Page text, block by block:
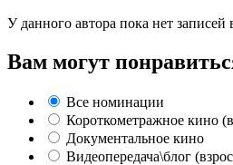
У данного автора пока нет записей
Вам могут
Все номинации
Короткометражное кино
Документальное кино
Видеопередача\блог